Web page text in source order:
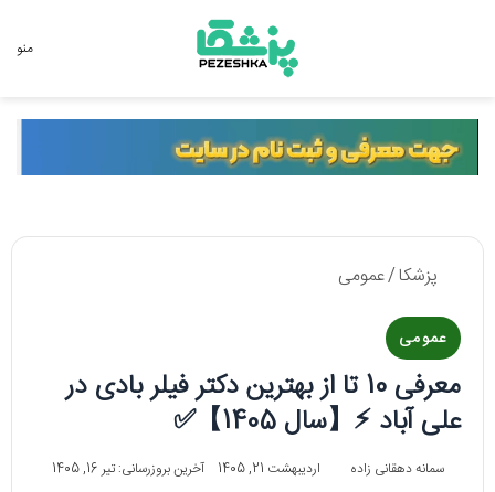
منو
پزشکا/عمومی
عمومی
معرفی 10 تا از بهترین دکتر فیلر بادی در
علی آباد ⚡【سال 1405】✅
سمانه دهقانی زاده اردیبهشت 21, 1405
آخرین بروزرسانی: تیر 16, 1405